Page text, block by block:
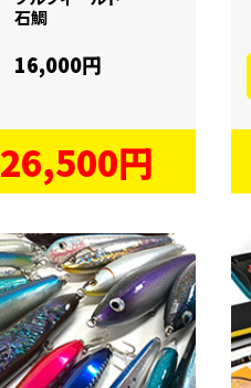
石鯛
16,000円
26,500円